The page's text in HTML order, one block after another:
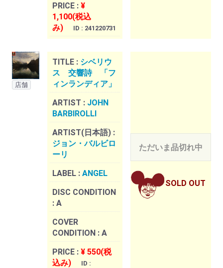
PRICE : ¥
1,100(税込
み)
ID : 241220731
店舗
TITLE : シベリウ
ス 交響詩 「フ
ィンランディア」
ARTIST : JOHN
BARBIROLLI
ARTIST(日本語) :
ジョン・バルビロ
ーリ
LABEL : ANGEL
DISC CONDITION
: A
COVER
CONDITION : A
PRICE : ¥ 550(税
込み)
ID :
ただいま品切れ中
SOLD OUT